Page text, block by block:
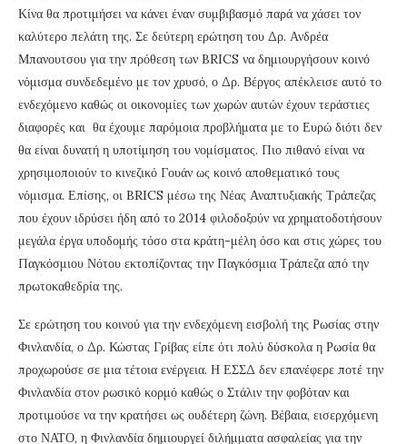
Κίνα θα προτιμήσει να κάνει έναν συμβιβασμό παρά να χάσει τον
καλύτερο πελάτη της. Σε δεύτερη ερώτηση του Δρ. Ανδρέα
Μπανουτσου για την πρόθεση των BRICS να δημιουργήσουν κοινό
νόμισμα συνδεδεμένο με τον χρυσό, ο Δρ. Βέργος απέκλεισε αυτό το
ενδεχόμενο καθώς οι οικονομίες των χωρών αυτών έχουν τεράστιες
διαφορές και θα έχουμε παρόμοια προβλήματα με το Ευρώ διότι δεν
θα είναι δυνατή η υποτίμηση του νομίσματος. Πιο πιθανό είναι να
χρησιμοποιούν το κινεζικό Γουάν ως κοινό αποθεματικό τους
νόμισμα. Επίσης, οι BRICS μέσω της Νέας Αναπτυξιακής Τράπεζας
που έχουν ιδρύσει ήδη από το 2014 φιλοδοξούν να χρηματοδοτήσουν
μεγάλα έργα υποδομής τόσο στα κράτη-μέλη όσο και στις χώρες του
Παγκόσμιου Νότου εκτοπίζοντας την Παγκόσμια Τράπεζα από την
πρωτοκαθεδρία της.
Σε ερώτηση του κοινού για την ενδεχόμενη εισβολή της Ρωσίας στην
Φινλανδία, ο Δρ. Κώστας Γρίβας είπε ότι πολύ δύσκολα η Ρωσία θα
προχωρούσε σε μια τέτοια ενέργεια. Η ΕΣΣΔ δεν επανέφερε ποτέ την
Φινλανδία στον ρωσικό κορμό καθώς ο Στάλιν την φοβόταν και
προτιμούσε να την κρατήσει ως ουδέτερη ζώνη. Βέβαια, εισερχόμενη
στο ΝΑΤΟ, η Φινλανδία δημιουργεί διλήμματα ασφαλείας για την